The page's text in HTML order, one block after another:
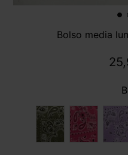
Bolso media